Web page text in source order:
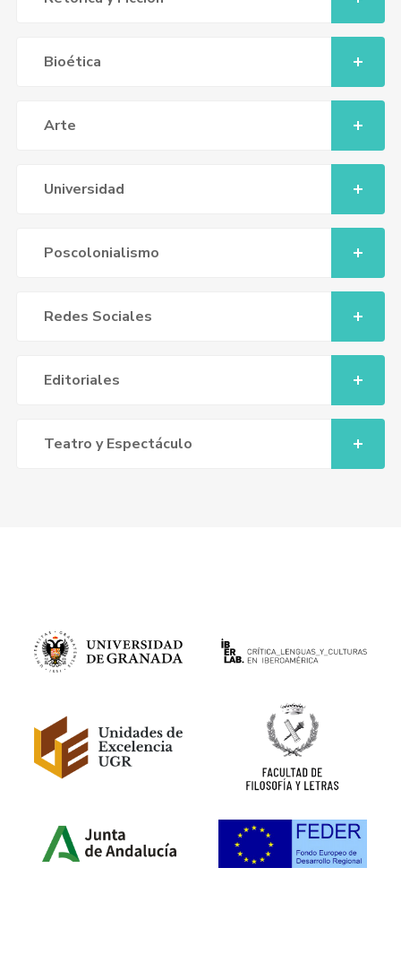
Bioética
Arte
Universidad
Poscolonialismo
Redes Sociales
Editoriales
Teatro y Espectáculo